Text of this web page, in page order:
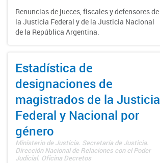
Renuncias de jueces, fiscales y defensores de
la Justicia Federal y de la Justicia Nacional
de la República Argentina.
Estadística de
designaciones de
magistrados de la Justicia
Federal y Nacional por
género
Ministerio de Justicia. Secretaría de Justicia.
Dirección Nacional de Relaciones con el Poder
Judicial. Oficina Decretos